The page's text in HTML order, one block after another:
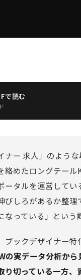
で読む
ナー 求人」のよう
絡めたロングテー
ータルを運営してい
びしろがあるか整
なっている」という
ブックデザイナー
の実データ分析か
り切っている一方